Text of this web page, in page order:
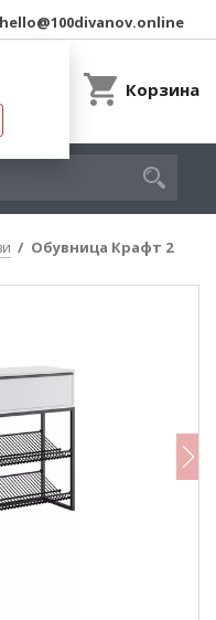
hello@100divanov.online
Корзина
Обувница Крафт 2